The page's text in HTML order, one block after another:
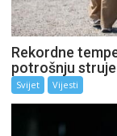
Rekordne
potrošnju struje
Svijet Vijesti